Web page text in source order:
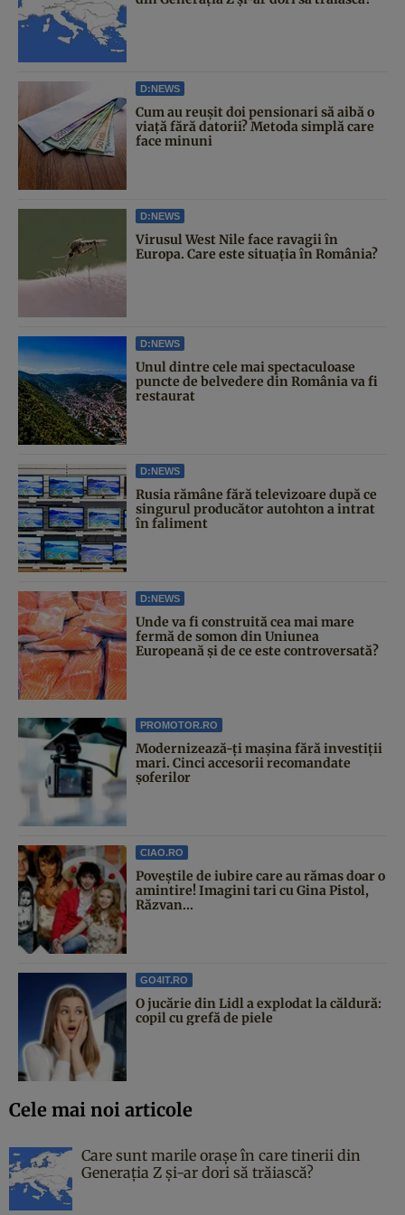
D:NEWS
Cum au reușit doi pensionari să aibă o
viață fără datorii? Metoda simplă care
face minuni
D:NEWS
Virusul West Nile face ravagii în
Europa. Care este situația în România?
D:NEWS
Unul dintre cele mai spectaculoase
puncte de belvedere din România va fi
restaurat
D:NEWS
Rusia rămâne fără televizoare după ce
singurul producător autohton a intrat
în faliment
D:NEWS
Unde va fi construită cea mai mare
fermă de somon din Uniunea
Europeană și de ce este controversată?
PROMOTOR.RO
Modernizează-ți mașina fără investiții
mari. Cinci accesorii recomandate
șoferilor
CIAO.RO
Poveştile de iubire care au rămas doar o
amintire! Imagini tari cu Gina Pistol,
Răzvan...
GO4IT.RO
O jucărie din Lidl a explodat la căldură:
copil cu grefă de piele
Cele mai noi articole
Care sunt marile orașe în care tinerii din
Generația Z și-ar dori să trăiască?